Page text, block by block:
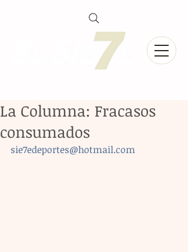
La Columna: Fracasos
consumados
sie7edeportes@hotmail.com